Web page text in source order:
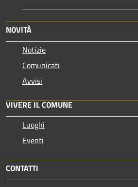
NOVITÀ
Notizie
Comunicati
Avvisi
VIVERE IL COMUNE
Luoghi
Eventi
CONTATTI